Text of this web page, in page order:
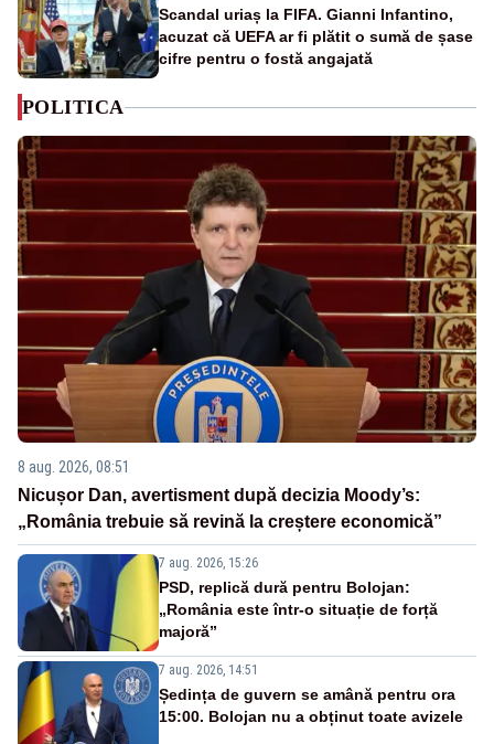
Scandal uriaș la FIFA. Gianni Infantino,
acuzat că UEFA ar fi plătit o sumă de șase
cifre pentru o fostă angajată
POLITICA
8 aug. 2026, 08:51
Nicușor Dan, avertisment după decizia Moody’s:
„România trebuie să revină la creștere economică”
7 aug. 2026, 15:26
PSD, replică dură pentru Bolojan:
„România este într-o situație de forță
majoră”
7 aug. 2026, 14:51
Ședința de guvern se amână pentru ora
15:00. Bolojan nu a obținut toate avizele